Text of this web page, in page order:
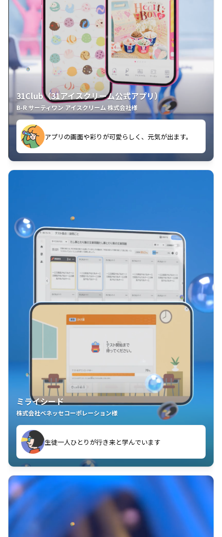
31Club（31アイスクリーム公式アプリ）
B-R サーティワン アイスクリーム 株式会社様
アプリの画面や彩りが可愛らしく、元気が出ます。
クラスごとに特典があるようなので使うのが楽しいで
す。
ミライシード
株式会社ベネッセコーポレーション様
生徒一人ひとりが行き来と学んでいます
教室中の児童生徒が「問題が解けてうれしい」「解く
ことが楽しい」を実感しています